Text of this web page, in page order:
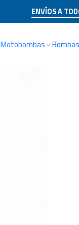
Motobombas Bombas
ENVÍOS A
CONEXIONES